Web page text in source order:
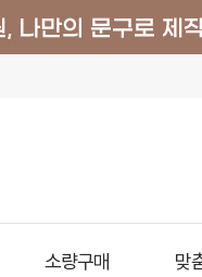
소량구매 맞